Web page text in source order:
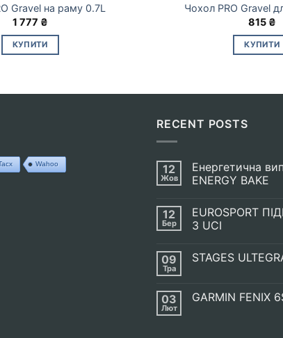
Gravel на раму 0.7L
1 777 ₴
КУПИТИ
Чохол PRO Gravel
815 ₴
КУПИТИ
Wahoo
RECENT POSTS
12
Жов
Енергетична
ENERGY BAKE
до
Енергетична
випічка
ENERGY
12
Бер
EUROSPORT
З UCI
до
З
UCI
09
Тра
STAGES
STAGES
03
Лют
GARMIN FENIX